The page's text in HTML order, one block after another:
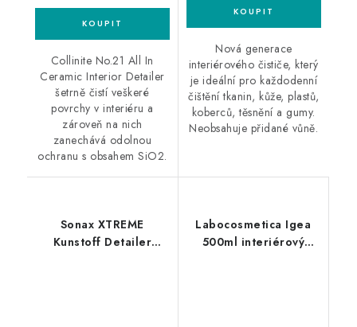
Collinite No.21 All In
Ceramic Interior Detailer
šetrně čistí veškeré
povrchy v interiéru a
zároveň na nich
zanechává odolnou
ochranu s obsahem SiO2.
Nová generace
interiérového čističe, který
je ideální pro každodenní
čištění tkanin, kůže, plastů,
koberců, těsnění a gumy.
Neobsahuje přidané vůně.
Sonax XTREME
Kunstoff Detailer
Labocosmetica Igea
500ml interiérový